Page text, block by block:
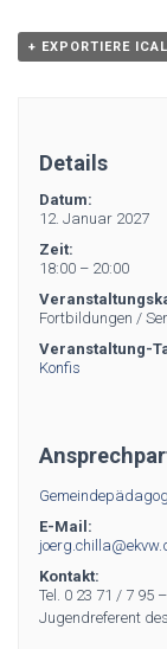
+ EXPORTIERE ICAL
Details
Datum:
12. Januar 2027
Zeit:
18:00 – 20:00
Fortbildungen /
Veranstaltung-
Konfis
E-Mail:
Kontakt:
Tel. 0 23 71 / 7 95
Jugendreferent